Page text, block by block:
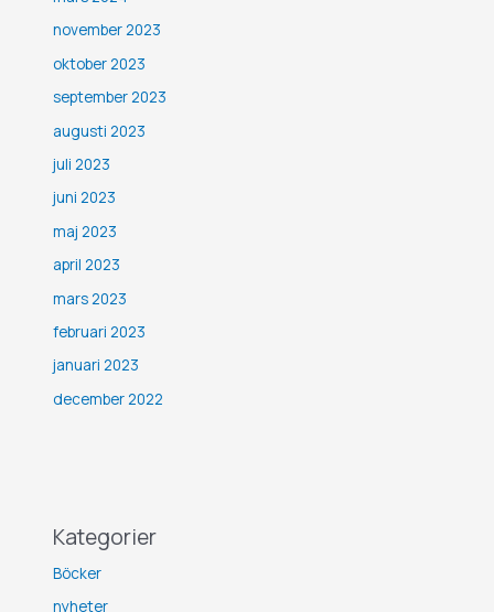
november 2023
oktober 2023
september 2023
augusti 2023
juli 2023
juni 2023
maj 2023
april 2023
mars 2023
februari 2023
januari 2023
december 2022
Kategorier
Böcker
nyheter